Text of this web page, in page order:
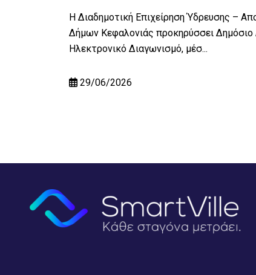
Η Διαδημοτική Επιχείρηση Ύδρευσης –
Δήμων Κεφαλονιάς προκηρύσσει Δημόσιο
Ηλεκτρονικό Διαγωνισμό, μέσ...
29/06/2026